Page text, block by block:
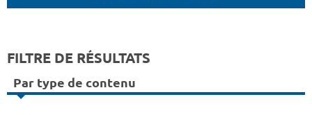
FILTRE DE RÉSULTATS
Par type de contenu